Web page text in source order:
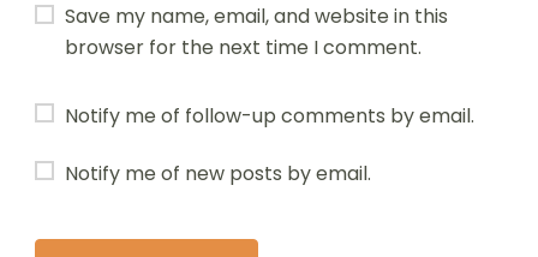
Save my name, email, and website in this
browser for the next time I comment.
Notify me of follow-up comments by email.
Notify me of new posts by email.